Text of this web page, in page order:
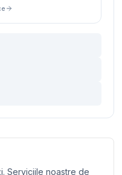
Serviciile noastre de